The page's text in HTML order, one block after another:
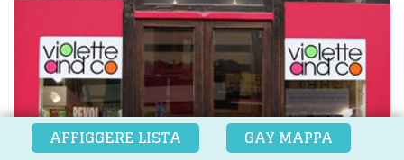
AFFIGGERE LISTA GAY MAPPA